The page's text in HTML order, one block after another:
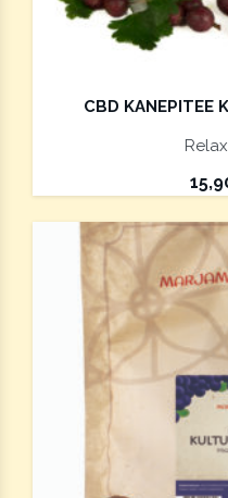
CBD KANEPITEE